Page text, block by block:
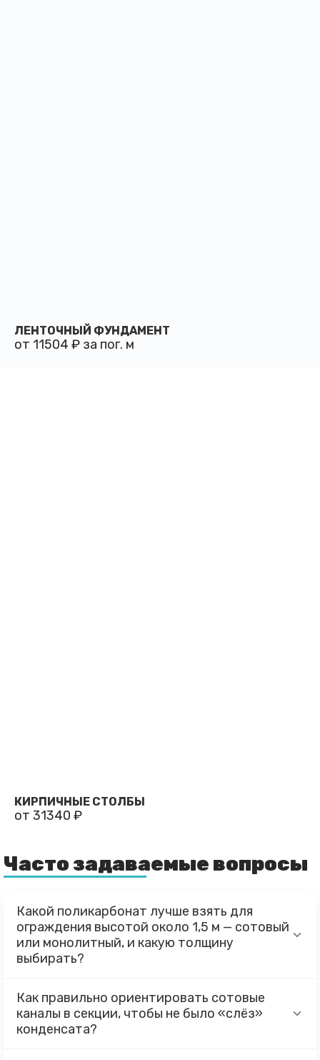
ЛЕНТОЧНЫЙ ФУНДАМЕНТ
от 11504 ₽ за пог. м
КИРПИЧНЫЕ СТОЛБЫ
от 31340 ₽
Часто задаваемые вопросы
Какой поликарбонат лучше взять для
ограждения высотой около 1,5 м — сотовый
или монолитный, и какую толщину
выбирать?
Как правильно ориентировать сотовые
каналы в секции, чтобы не было «слёз»
конденсата?